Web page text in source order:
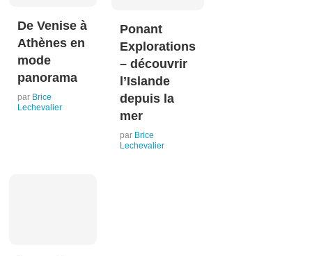
De Venise à
Athènes en
mode
panorama
par Brice
Lechevalier
Ponant
Explorations
– découvrir
l’Islande
depuis la
mer
par Brice
Lechevalier